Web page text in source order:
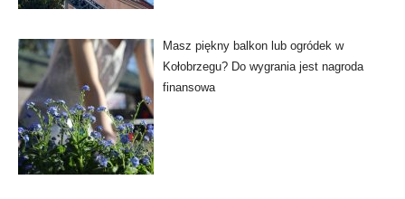
Masz piękny balkon lub ogródek w
Kołobrzegu? Do wygrania jest nagroda
finansowa